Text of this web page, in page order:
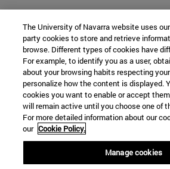
The University of Navarra website uses
party cookies to store and retrieve
browse. Different types of cookies have
For example, to identify you as a user,
about your browsing habits respecting
personalize how the content is displayed.
cookies you want to enable or accept
will remain active until you choose one of
For more detailed information about our
our Cookie Policy.
Manage cookies